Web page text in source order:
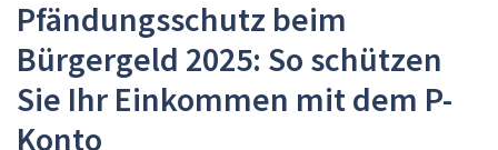
Pfändungsschutz beim
Bürgergeld 2025: So schützen
Sie Ihr Einkommen mit dem P-
Konto